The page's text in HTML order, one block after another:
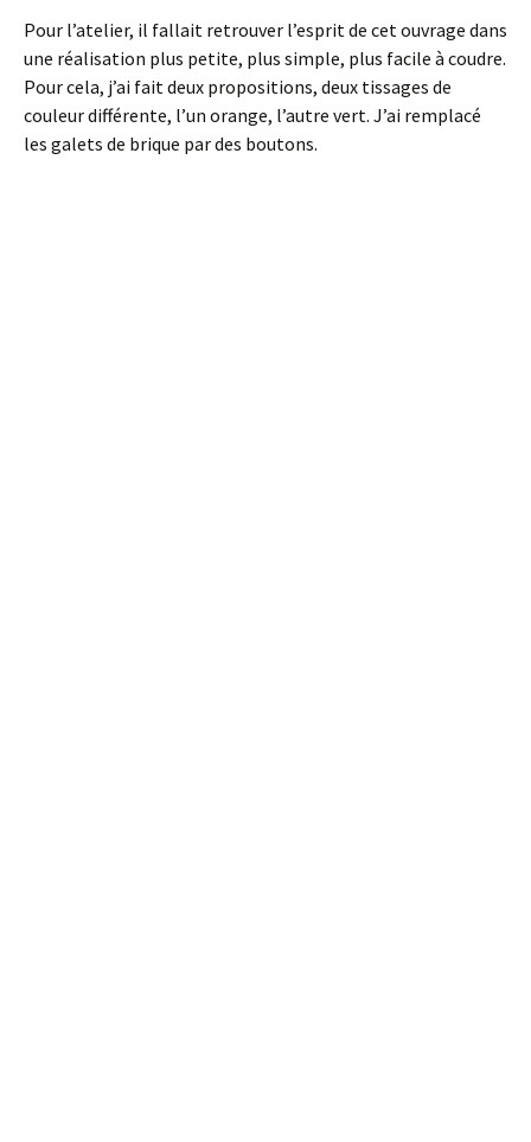
Pour l’atelier, il fallait retrouver l’esprit de cet ouvrage dans
une réalisation plus petite, plus simple, plus facile à coudre.
Pour cela, j’ai fait deux propositions, deux tissages de
couleur différente, l’un orange, l’autre vert. J’ai remplacé
les galets de brique par des boutons.